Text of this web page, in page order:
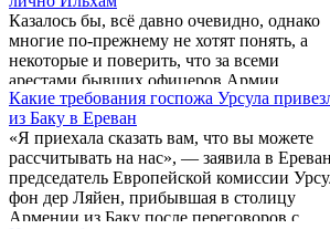
внешнеполитических ведомств ключевые
решения внутри республики все
принимаются под влиянием внешних сил.
Действия правительства премьер-министра
Армении Никола Пашиняна вызывают
жесткую критику со стороны
оппозиционных ...
Казалось бы, всё давно очевидно, однако
многие по-прежнему не хотят понять, а
некоторые и поверить, что за всеми
арестами бывших офицеров Армии
обороны Арцаха стоит лично Ильхам…
Какие требования госпожа Урсула
из Баку в Ереван
«Я приехала сказать вам, что вы можете
рассчитывать на нас», — заявила в
председатель Европейской комиссии
фон дер Ляйен, прибывшая в столицу
Армении из Баку после переговоров с